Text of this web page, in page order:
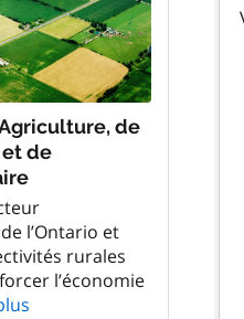
de
de
l’Ontario et
rurales
l’économie